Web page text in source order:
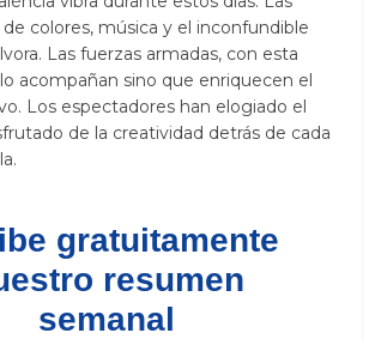
de colores, música y el inconfundible
Las fuerzas armadas, con esta
acompañan sino que enriquecen el
Los espectadores han elogiado el
de la creatividad detrás de cada